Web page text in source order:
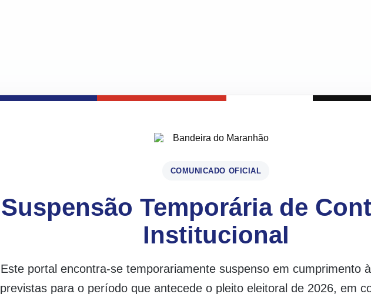
COMUNICADO OFICIAL
Suspensão Temporária de
Institucional
Este portal encontra-se temporariamente suspenso em cumprimento
previstas para o período que antecede o pleito eleitoral de 2026, em